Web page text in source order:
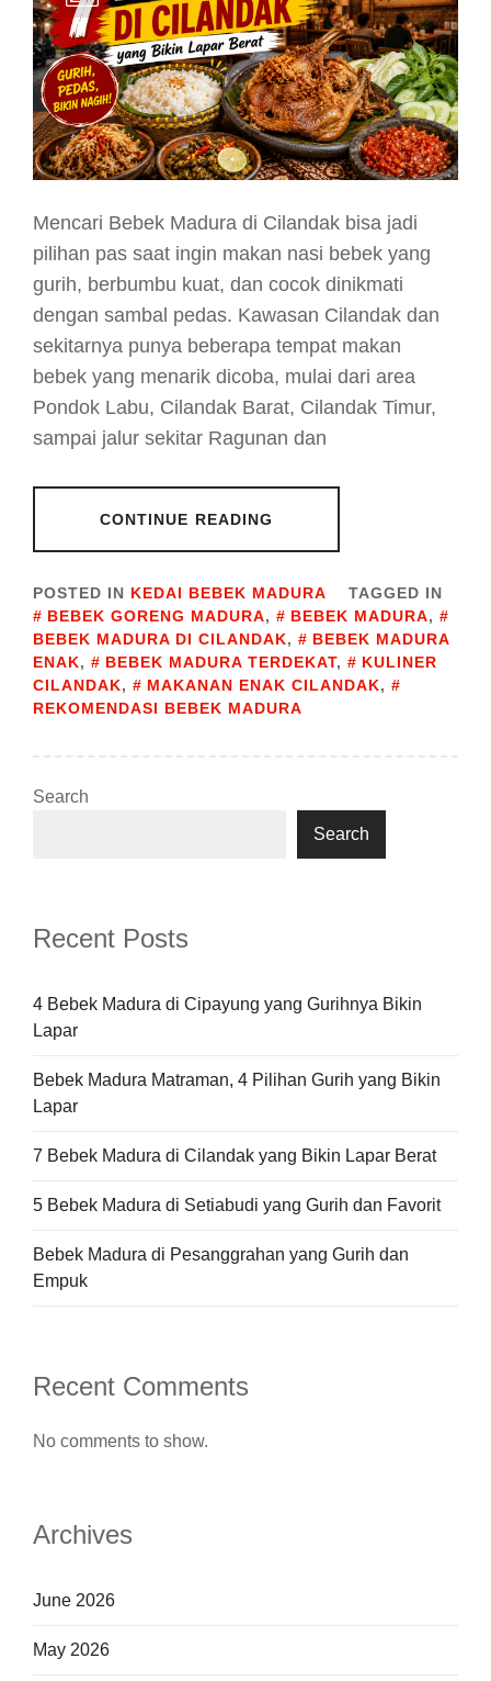
Mencari Bebek Madura di Cilandak bisa jadi
pilihan pas saat ingin makan nasi bebek yang
gurih, berbumbu kuat, dan cocok dinikmati
dengan sambal pedas. Kawasan Cilandak dan
sekitarnya punya beberapa tempat makan
bebek yang menarik dicoba, mulai dari area
Pondok Labu, Cilandak Barat, Cilandak Timur,
sampai jalur sekitar Ragunan dan
CONTINUE READING
POSTED IN KEDAI BEBEK MADURA
TAGGED IN
BEBEK GORENG MADURA, BEBEK MADURA,
BEBEK MADURA DI CILANDAK,
BEBEK MADURA
ENAK, BEBEK MADURA TERDEKAT,
KULINER
CILANDAK, MAKANAN ENAK CILANDAK,
REKOMENDASI BEBEK MADURA
Search
Search
Recent Posts
4 Bebek Madura di Cipayung yang Gurihnya Bikin
Lapar
Bebek Madura Matraman, 4 Pilihan Gurih yang Bikin
Lapar
7 Bebek Madura di Cilandak yang Bikin Lapar Berat
5 Bebek Madura di Setiabudi yang Gurih dan Favorit
Bebek Madura di Pesanggrahan yang Gurih dan
Empuk
Recent Comments
No comments to show.
Archives
June 2026
May 2026